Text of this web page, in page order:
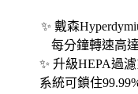
✨ 戴森
每分鐘轉速高
✨ 升級HEPA過
系統可鎖住